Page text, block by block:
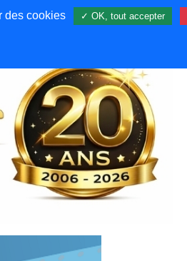
sommes nous Contact
des cookies ✓ OK, tout accepter